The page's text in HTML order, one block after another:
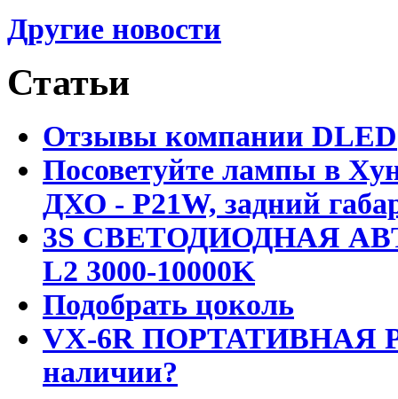
Другие новости
Статьи
Отзывы компании DLED
Посоветуйте лампы в
ДХО - P21W, задний
3S СВЕТОДИОДНАЯ
L2 3000-10000K
Подобрать цоколь
VX-6R ПОРТАТИВНАЯ
наличии?